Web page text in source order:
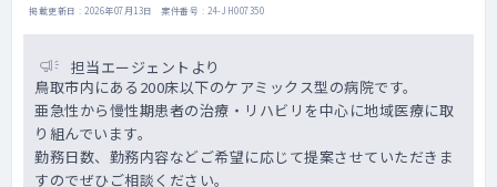
掲載更新日 : 2026年07月13日 案件番号 : 24-JH007350
担当エージェントより
鳥取市内にある200床以下のケアミックス型の病院です。
亜急性から慢性期患者の治療・リハビリを中心に地域医療に取
り組んでいます。
勤務日数、勤務内容などご希望に応じて提案させていただきま
すのでぜひご相談ください。